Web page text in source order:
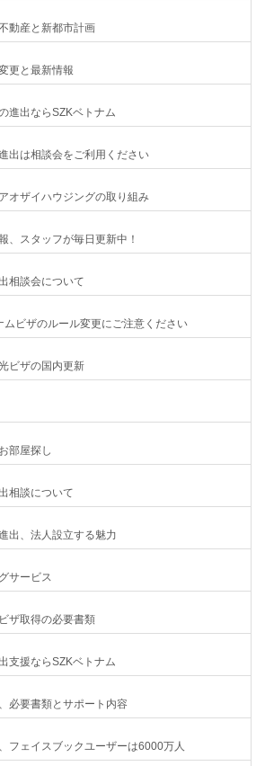
動産と新都市計画
更と最新情報
進出ならSZKベトナム
出は相談会をご利用ください
オザイハウジングの取り組み
、スタッフが毎日更新中！
相談会について
ビザのルール変更にご注意ください
ビザの国内更新
部屋探し
相談について
出、法人設立する魅力
サービス
ザ取得の必要書類
支援ならSZKベトナム
必要書類とサポート内容
フェイスブックユーザーは6000万人